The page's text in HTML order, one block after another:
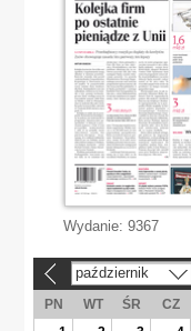
Wydanie: 9367
październik
PN WT ŚR CZ